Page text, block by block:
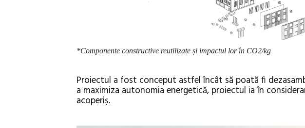
*Componente constructive reutilizate și impactul lor în CO2/kg
Proiectul a fost conceput astfel încât să poată fi
a maximiza autonomia energetică, proiectul ia în
acoperiș.